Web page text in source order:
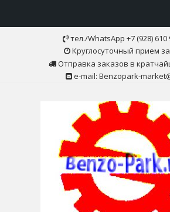
тел./WhatsApp +7 (928) 610
Круглосуточный прием
Отправка заказов в
e-mail: Benzopark-